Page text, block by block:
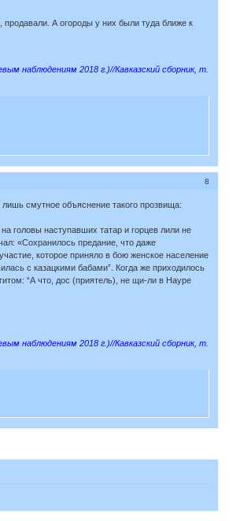
А огороды у них были туда ближе к
наблюдениям 2018 г.)//Кавказский сборник, т.
8
смутное объяснение такого прозвища:
головы наступавших татар и горцев лили не
«Сохранилось предание, что даже
которое приняло в бою женское население
с казацкими бабами”. Когда же приходилось
“А что, дос (приятель), не щи-ли в Науре
наблюдениям 2018 г.)//Кавказский сборник, т.